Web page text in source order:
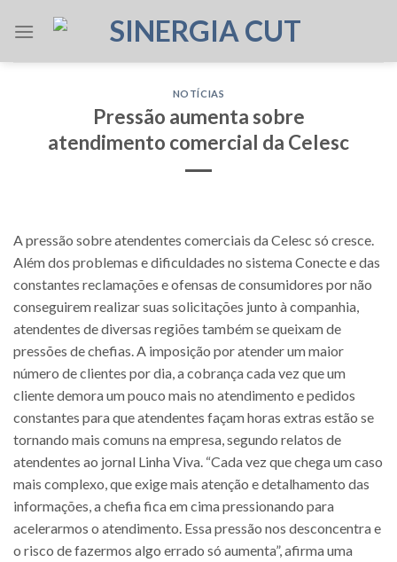
NOTÍCIAS
Pressão aumenta sobre
atendimento comercial da Celesc
A pressão sobre atendentes comerciais da Celesc só cresce.
Além dos problemas e dificuldades no sistema Conecte e das
constantes reclamações e ofensas de consumidores por não
conseguirem realizar suas solicitações junto à companhia,
atendentes de diversas regiões também se queixam de
pressões de chefias. A imposição por atender um maior
número de clientes por dia, a cobrança cada vez que um
cliente demora um pouco mais no atendimento e pedidos
constantes para que atendentes façam horas extras estão se
tornando mais comuns na empresa, segundo relatos de
atendentes ao jornal Linha Viva. “Cada vez que chega um caso
mais complexo, que exige mais atenção e detalhamento das
informações, a chefia fica em cima pressionando para
acelerarmos o atendimento. Essa pressão nos desconcentra e
o risco de fazermos algo errado só aumenta”, afirma uma